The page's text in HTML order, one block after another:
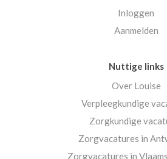
Inloggen
Aanmelden
Nuttige links
Over Louise
Verpleegkundige
Zorgkundige
Zorgvacatures in
Zorgvacatures in